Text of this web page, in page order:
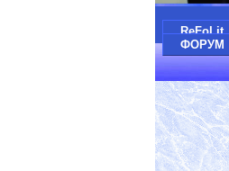
ReFoLit
ФОРУМ